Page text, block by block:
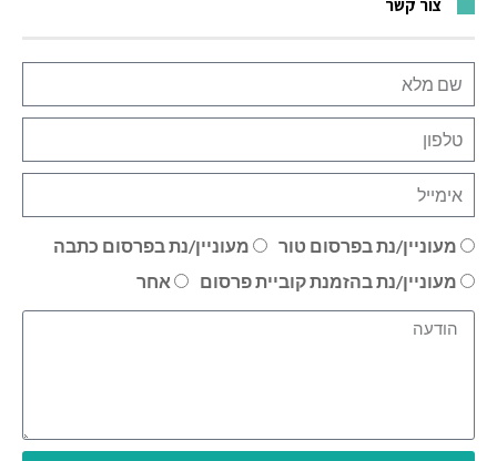
צור קשר
מעוניין/נת בפרסום טור
מעוניין/נת בפרסום כתבה
מעוניין/נת בהזמנת קוביית פרסום
אחר